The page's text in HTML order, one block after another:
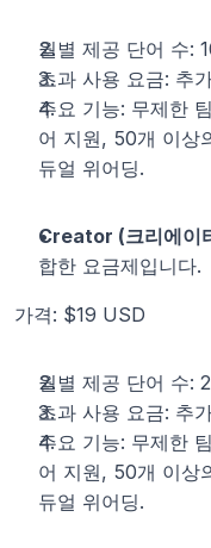
월별 제공 단어 수:
초과 사용 요금: 추
주요 기능: 무제한
어 지원, 50개 이상
듀얼 위어딩.
Creator (크리에이
합한 요금제입니다.
가격: $19 USD
월별 제공 단어 수:
초과 사용 요금: 추
주요 기능: 무제한
어 지원, 50개 이상
듀얼 위어딩.